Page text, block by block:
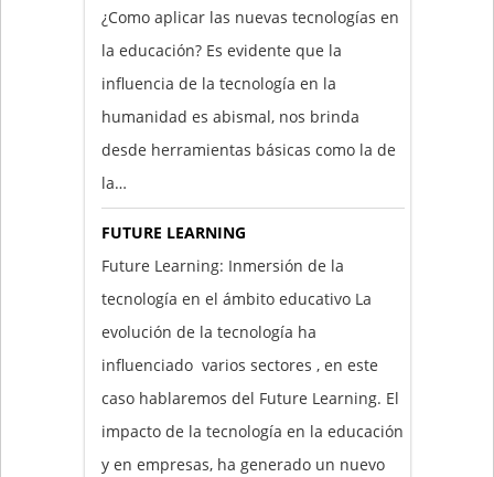
¿Como aplicar las nuevas tecnologías en
la educación? Es evidente que la
influencia de la tecnología en la
humanidad es abismal, nos brinda
desde herramientas básicas como la de
la…
FUTURE LEARNING
Future Learning: Inmersión de la
tecnología en el ámbito educativo La
evolución de la tecnología ha
influenciado varios sectores , en este
caso hablaremos del Future Learning. El
impacto de la tecnología en la educación
y en empresas, ha generado un nuevo